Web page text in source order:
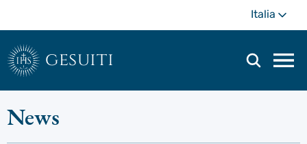
contenuto
principale
Italia
gesuiti
di
News